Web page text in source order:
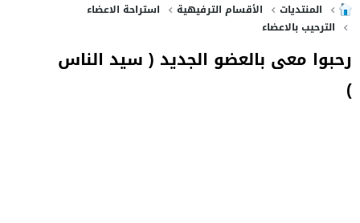
المنتديات الأقسام الترفيهية
استراحة الاعضاء
الترحيب بالاعضاء
رحبوا معى بالعضو الجديد ( سيد الناس
)